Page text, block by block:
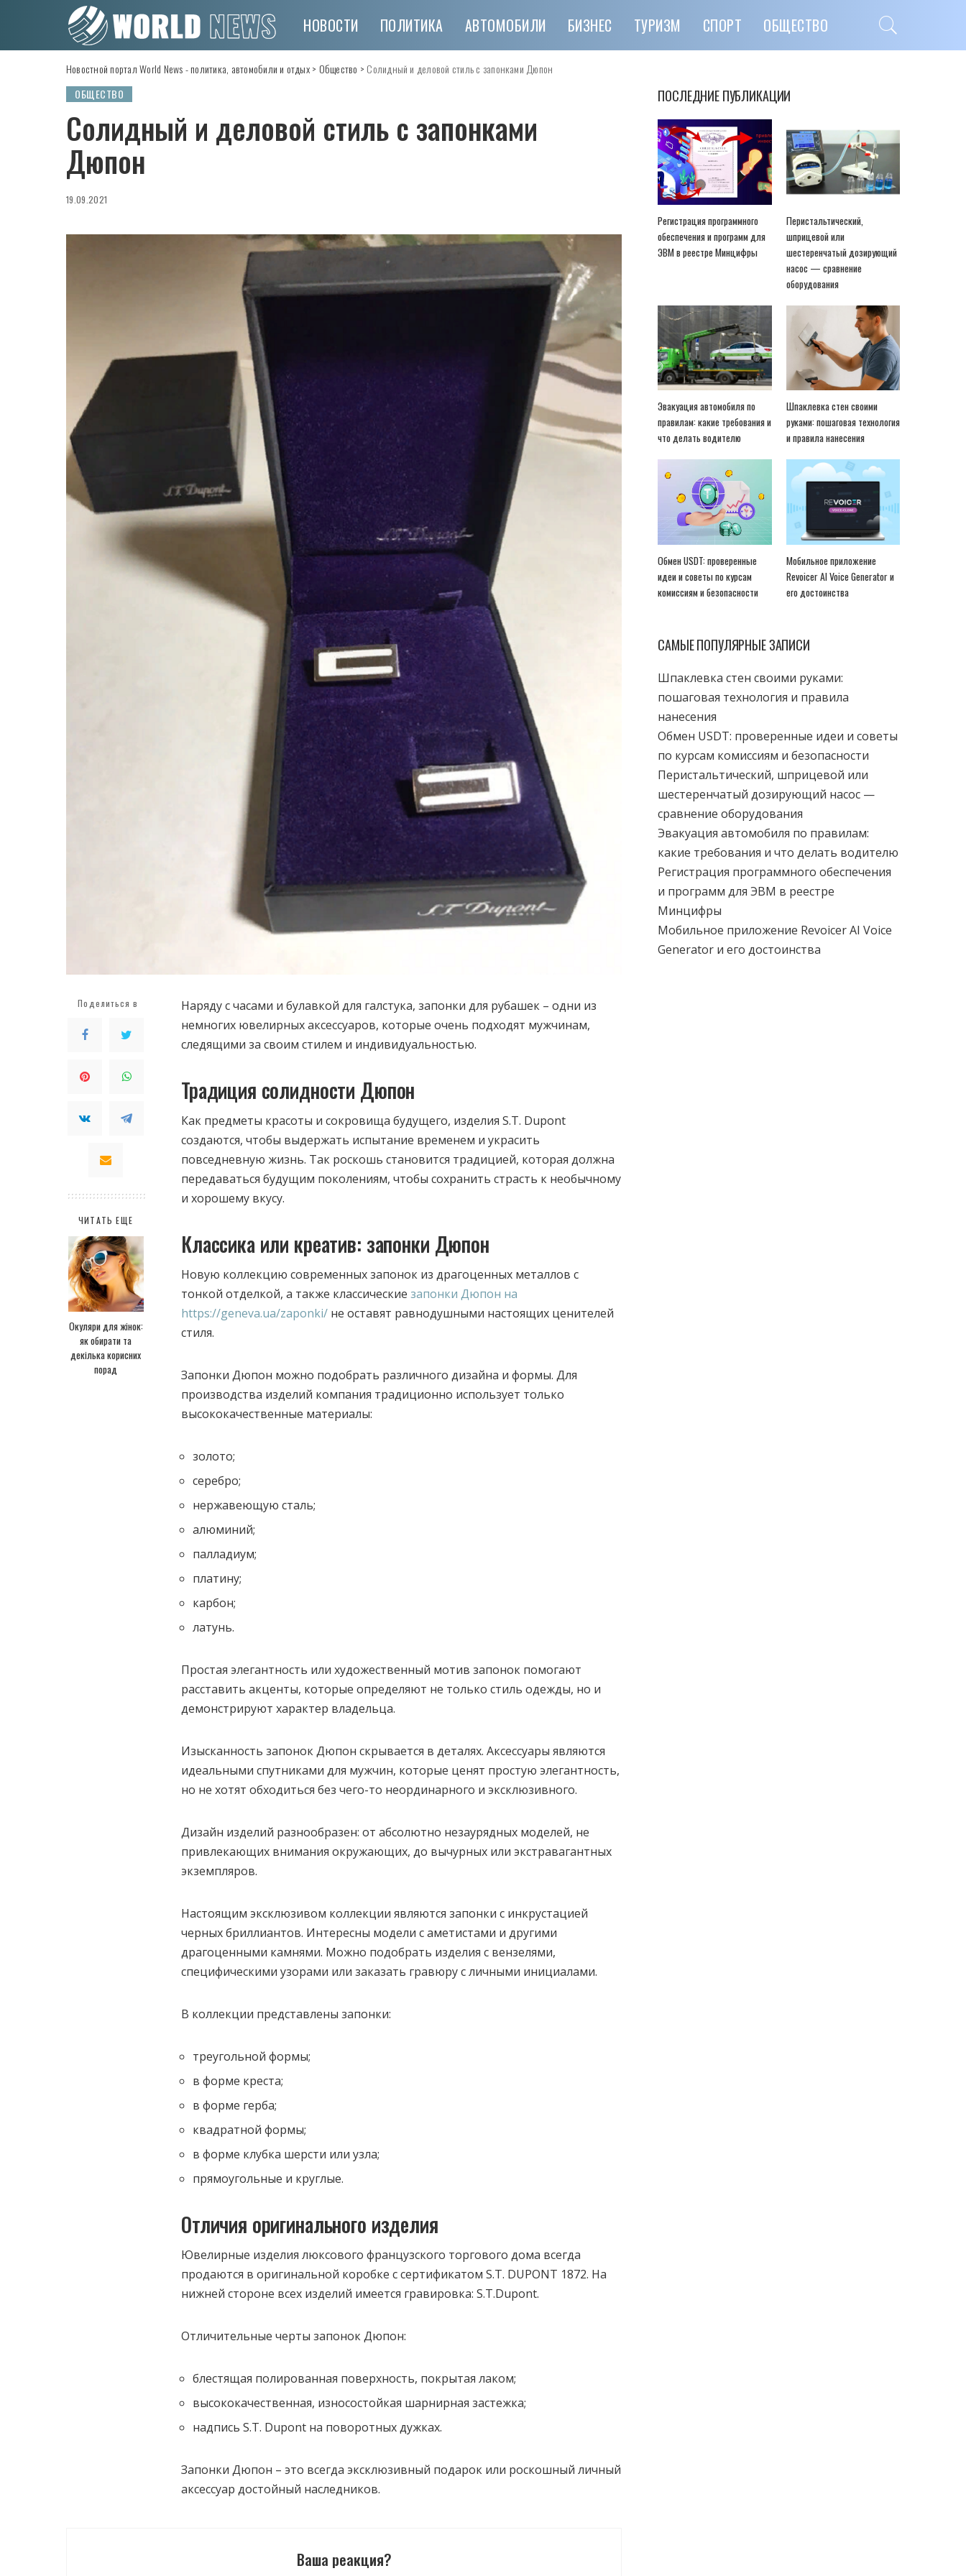
НОВОСТИ ПОЛИТИКА АВТОМОБИЛИ БИЗНЕС ТУРИЗМ СПОРТ ОБЩЕСТВО
Новостной портал World News - политика, автомобили и отдых> Общество > Солидный и деловой стиль с запонками Дюпон
ОБЩЕСТВО
Солидный и деловой стиль с запонками
Дюпон
19.09.2021
Поделиться в
ЧИТАТЬ ЕЩЕ
Окуляри для жінок:
як обирати та
декілька корисних
порад
Наряду с часами и булавкой для галстука, запонки для рубашек – одни из
немногих ювелирных аксессуаров, которые очень подходят мужчинам,
следящими за своим стилем и индивидуальностью.
Традиция солидности Дюпон
Как предметы красоты и сокровища будущего, изделия S.T. Dupont
создаются, чтобы выдержать испытание временем и украсить
повседневную жизнь. Так роскошь становится традицией, которая должна
передаваться будущим поколениям, чтобы сохранить страсть к необычному
и хорошему вкусу.
Классика или креатив: запонки Дюпон
Новую коллекцию современных запонок из драгоценных металлов с
тонкой отделкой, а также классические запонки Дюпон на
https://geneva.ua/zaponki/ не оставят равнодушными настоящих ценителей
стиля.
Запонки Дюпон можно подобрать различного дизайна и формы. Для
производства изделий компания традиционно использует только
высококачественные материалы:
золото;
серебро;
нержавеющую сталь;
алюминий;
палладиум;
платину;
карбон;
латунь.
Простая элегантность или художественный мотив запонок помогают
расставить акценты, которые определяют не только стиль одежды, но и
демонстрируют характер владельца.
Изысканность запонок Дюпон скрывается в деталях. Аксессуары являются
идеальными спутниками для мужчин, которые ценят простую элегантность,
но не хотят обходиться без чего-то неординарного и эксклюзивного.
Дизайн изделий разнообразен: от абсолютно незаурядных моделей, не
привлекающих внимания окружающих, до вычурных или экстравагантных
экземпляров.
Настоящим эксклюзивом коллекции являются запонки с инкрустацией
черных бриллиантов. Интересны модели с аметистами и другими
драгоценными камнями. Можно подобрать изделия с вензелями,
специфическими узорами или заказать гравюру с личными инициалами.
В коллекции представлены запонки:
треугольной формы;
в форме креста;
в форме герба;
квадратной формы;
в форме клубка шерсти или узла;
прямоугольные и круглые.
Отличия оригинального изделия
Ювелирные изделия люксового французского торгового дома всегда
продаются в оригинальной коробке с сертификатом S.T. DUPONT 1872. На
нижней стороне всех изделий имеется гравировка: S.T.Dupont.
Отличительные черты запонок Дюпон:
блестящая полированная поверхность, покрытая лаком;
высококачественная, износостойкая шарнирная застежка;
надпись S.T. Dupont на поворотных дужках.
Запонки Дюпон – это всегда эксклюзивный подарок или роскошный личный
аксессуар достойный наследников.
Ваша реакция?
ПОСЛЕДНИЕ ПУБЛИКАЦИИ
Регистрация программного
обеспечения и программ для
ЭВМ в реестре Минцифры
Перистальтический,
шприцевой или
шестеренчатый дозирующий
насос — сравнение
оборудования
Эвакуация автомобиля по
правилам: какие требования и
что делать водителю
Шпаклевка стен своими
руками: пошаговая технология
и правила нанесения
Обмен USDT: проверенные
идеи и советы по курсам
комиссиям и безопасности
Мобильное приложение
Revoicer AI Voice Generator и
его достоинства
САМЫЕ ПОПУЛЯРНЫЕ ЗАПИСИ
Шпаклевка стен своими руками:
пошаговая технология и правила
нанесения
Обмен USDT: проверенные идеи и советы
по курсам комиссиям и безопасности
Перистальтический, шприцевой или
шестеренчатый дозирующий насос —
сравнение оборудования
Эвакуация автомобиля по правилам:
какие требования и что делать водителю
Регистрация программного обеспечения
и программ для ЭВМ в реестре
Минцифры
Мобильное приложение Revoicer AI Voice
Generator и его достоинства